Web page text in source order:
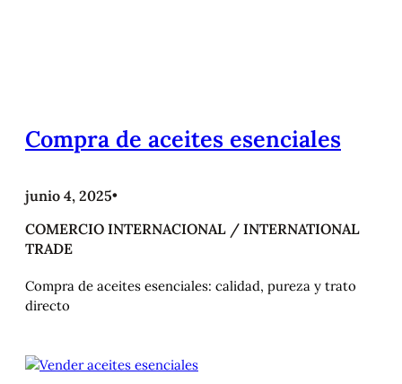
Compra de aceites esenciales
junio 4, 2025•
COMERCIO INTERNACIONAL / INTERNATIONAL
TRADE
Compra de aceites esenciales: calidad, pureza y trato
directo